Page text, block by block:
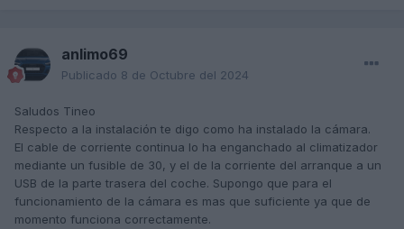
anlimo69
Publicado 8 de Octubre del 2024
Saludos Tineo
Respecto a la instalación te digo como ha instalado la cámara.
El cable de corriente continua lo ha enganchado al climatizador
mediante un fusible de 30, y el de la corriente del arranque a un
USB de la parte trasera del coche. Supongo que para el
funcionamiento de la cámara es mas que suficiente ya que de
momento funciona correctamente.